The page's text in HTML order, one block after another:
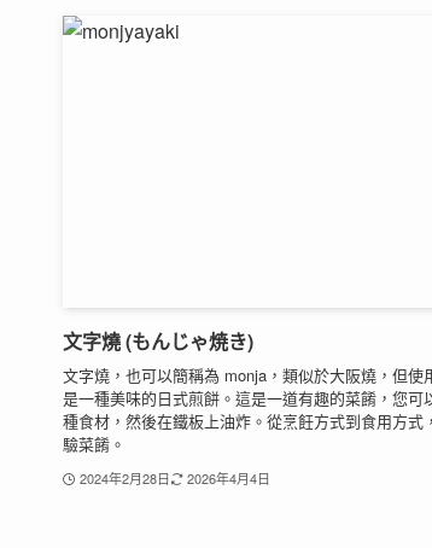
文字燒 (もんじゃ焼き)
文字燒，也可以簡稱為 monja，類似於大阪燒，但使
是一種美味的日式煎餅。這是一道有趣的菜餚，您可
種食材，然後在鐵板上油炸。從烹飪方式到食用方式
驗菜餚。
2024年2月28日 2026年4月4日